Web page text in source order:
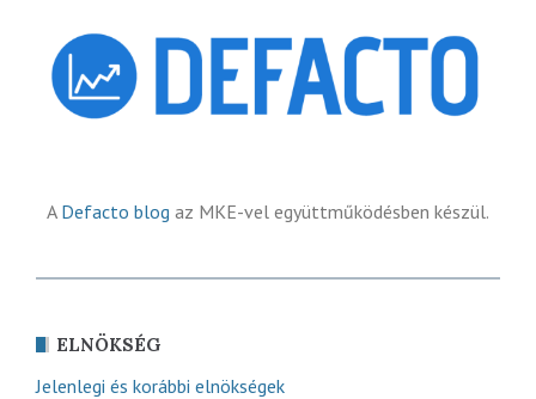
A Defacto blog az MKE-vel együttműködésben készül.
ELNÖKSÉG
Jelenlegi és korábbi elnökségek